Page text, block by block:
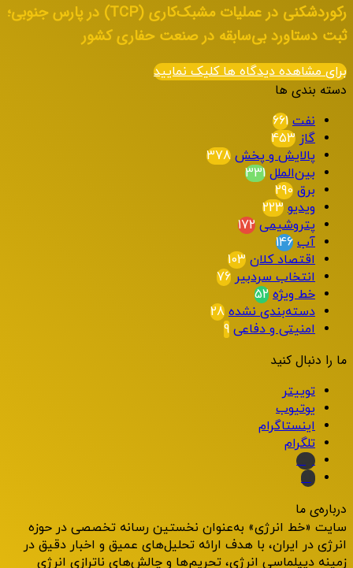
رکوردشکنی در عملیات مشبک‌کاری (TCP) در پارس جنوبی؛
ثبت دستاورد بی‌سابقه در صنعت حفاری کشور
برای مشاهده دیدگاه ها کلیک نمایید
دسته بندی ها
نفت 661
گاز 453
پالایش و پخش 378
بین‌الملل 331
برق 290
ویدیو 223
پتروشیمی 172
آب 146
اقتصاد کلان 103
انتخاب سردبیر 76
خط ویژه 52
دسته‌بندی نشده 28
امنیتی و دفاعی 9
ما را دنبال کنید
توییتر
یوتیوب
اینستاگرام
تلگرام
ایتا
بله
درباره‌ی ما
سایت «خط انرژی» به‌عنوان نخستین رسانه تخصصی در حوزه
انرژی در ایران، با هدف ارائه تحلیل‌های عمیق و اخبار دقیق در
زمینه دیپلماسی انرژی، تحریم‌ها و چالش‌های ناترازی انرژی